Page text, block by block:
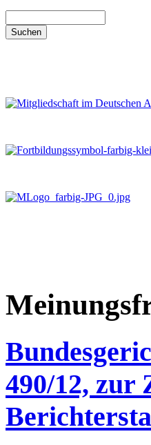
490/12, zur